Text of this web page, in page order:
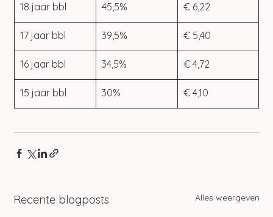
18 jaar bbl 45,5% € 6,22
17 jaar bbl 39,5% € 5,40
16 jaar bbl 34,5% € 4,72
15 jaar bbl 30% € 4,10
Recente blogposts Alles weergeven